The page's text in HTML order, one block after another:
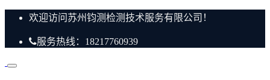
欢迎访问苏州钧测检测技术服务有限公司！
服务热线：18217760939